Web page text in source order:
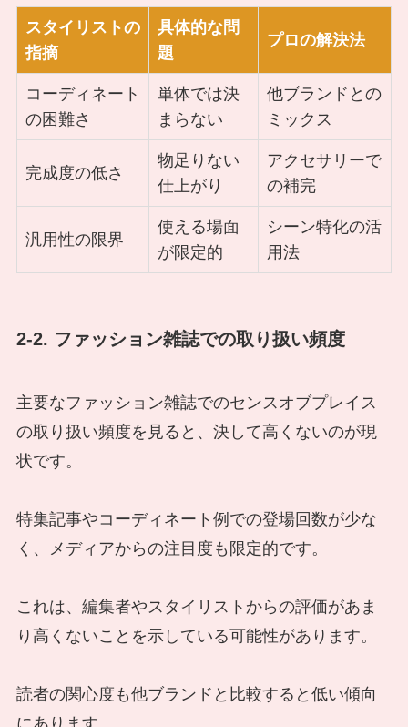
スタイリストの
指摘
具体的な問
題
プロの解決法
コーディネート
の困難さ
単体では決
まらない
他ブランドとの
ミックス
完成度の低さ
物足りない
仕上がり
アクセサリーで
の補完
汎用性の限界
使える場面
が限定的
シーン特化の活
用法
2-2. ファッション雑誌での取り扱い頻度
主要なファッション雑誌でのセンスオブプレイス
の取り扱い頻度を見ると、決して高くないのが現
状です。
特集記事やコーディネート例での登場回数が少な
く、メディアからの注目度も限定的です。
これは、編集者やスタイリストからの評価があま
り高くないことを示している可能性があります。
読者の関心度も他ブランドと比較すると低い傾向
にあります。